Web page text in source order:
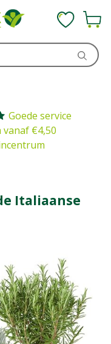
Goede service
€4,50
Italiaanse